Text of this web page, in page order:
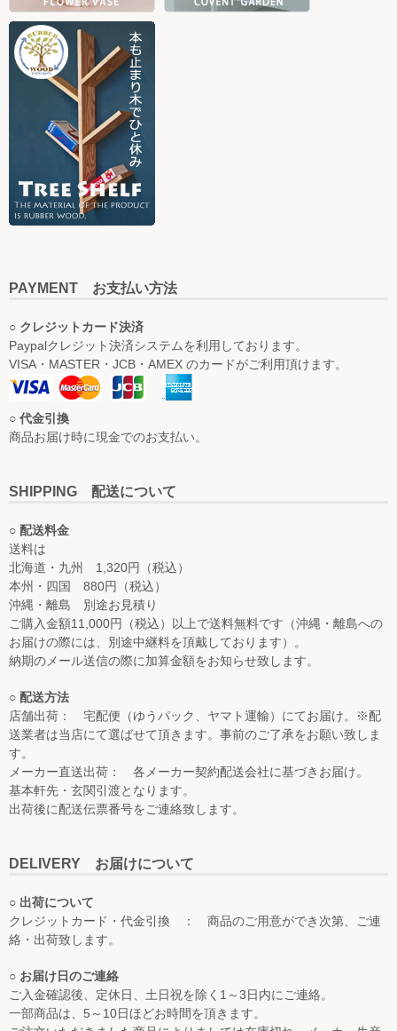
PAYMENT お支払い方法
○ クレジットカード決済
Paypalクレジット決済システムを利用しております。
VISA・MASTER・JCB・AMEX のカードがご利用頂けます。
○ 代金引換
商品お届け時に現金でのお支払い。
SHIPPING 配送について
○ 配送料金
送料は
北海道・九州 1,320円（税込）
本州・四国 880円（税込）
沖縄・離島 別途お見積り
ご購入金額11,000円（税込）以上で送料無料です（沖縄・離島への
お届けの際には、別途中継料を頂戴しております）。
納期のメール送信の際に加算金額をお知らせ致します。
○ 配送方法
店舗出荷： 宅配便（ゆうパック、ヤマト運輸）にてお届け。※配
送業者は当店にて選ばせて頂きます。事前のご了承をお願い致しま
す。
メーカー直送出荷： 各メーカー契約配送会社に基づきお届け。
基本軒先・玄関引渡となります。
出荷後に配送伝票番号をご連絡致します。
DELIVERY お届けについて
○ 出荷について
クレジットカード・代金引換 ： 商品のご用意ができ次第、ご連
絡・出荷致します。
○ お届け日のご連絡
ご入金確認後、定休日、土日祝を除く1～3日内にご連絡。
一部商品は、5～10日ほどお時間を頂きます。